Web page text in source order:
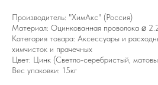
Производитель: "ХимАкс" (Россия)
Материал: Оцинкованная проволока ⌀
Категория товара: Аксессуары и
химчисток и прачечных
Цвет: Цинк (Светло-серебристый,
Вес упаковки: 15кг